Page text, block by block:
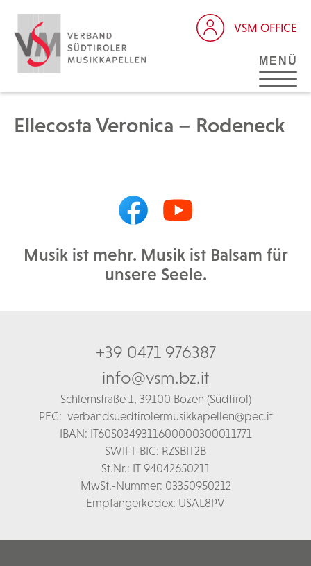
VSM OFFICE
MENÜ
Ellecosta Veronica – Rodeneck
Musik ist mehr. Musik ist Balsam für
unsere Seele.
+39 0471 976387
info@vsm.bz.it
Schlernstraße 1, 39100 Bozen (Südtirol)
PEC: verbandsuedtirolermusikkapellen@pec.it
IBAN: IT60S0349311600000300011771
SWIFT-BIC: RZSBIT2B
St.Nr.: IT 94042650211
MwSt.-Nummer: 03350950212
Empfängerkodex: USAL8PV